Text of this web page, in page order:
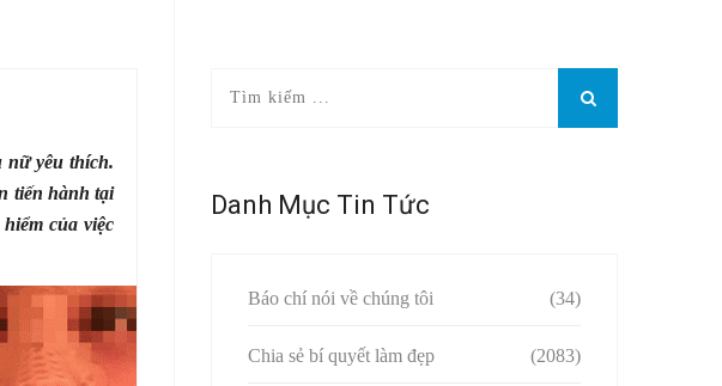
nữ yêu thích.
tiến hành tại
của việc
Danh Mục Tin Tức
Báo chí nói về chúng tôi (34)
Chia sẻ bí quyết làm đẹp (2083)